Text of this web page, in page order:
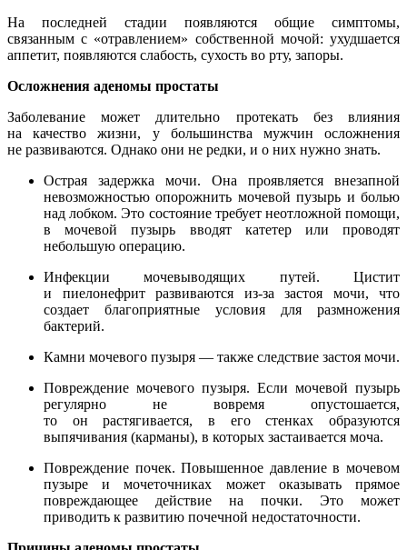
На последней стадии появляются общие симптомы,
связанным с «отравлением» собственной мочой: ухудшается
аппетит, появляются слабость, сухость во рту, запоры.
Осложнения аденомы простаты
Заболевание может длительно протекать без влияния
на качество жизни, у большинства мужчин осложнения
не развиваются. Однако они не редки, и о них нужно знать.
Острая задержка мочи. Она проявляется внезапной
невозможностью опорожнить мочевой пузырь и болью
над лобком. Это состояние требует неотложной помощи,
в мочевой пузырь вводят катетер или проводят
небольшую операцию.
Инфекции мочевыводящих путей. Цистит
и пиелонефрит развиваются из-за застоя мочи, что
создает благоприятные условия для размножения
бактерий.
Камни мочевого пузыря — также следствие застоя мочи.
Повреждение мочевого пузыря. Если мочевой пузырь
регулярно не вовремя опустошается,
то он растягивается, в его стенках образуются
выпячивания (карманы), в которых застаивается моча.
Повреждение почек. Повышенное давление в мочевом
пузыре и мочеточниках может оказывать прямое
повреждающее действие на почки. Это может
приводить к развитию почечной недостаточности.